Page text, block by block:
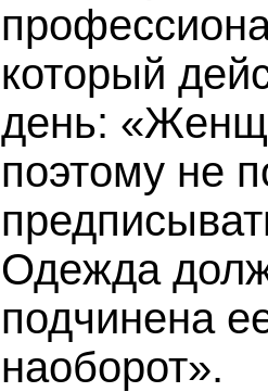
который
день:
поэтому не
Одежда
подчинена
наоборот».